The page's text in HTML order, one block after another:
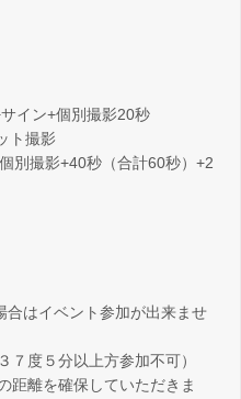
イン+個別撮影20秒
ト撮影
別撮影+40秒（合計60秒）+2
合はイベント参加が出来ませ
度５分以上方参加不可）
距離を確保していただきま